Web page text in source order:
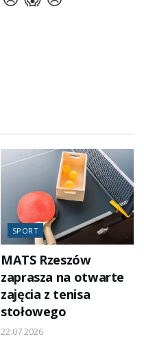
SPORT
MATS Rzeszów
zaprasza na otwarte
zajęcia z tenisa
stołowego
22.07.2026